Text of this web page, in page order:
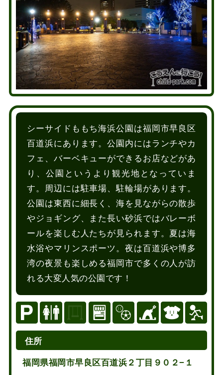
シーサイドももち海浜公園は福岡市早良区
百道浜にあります。公園内にはランチやカ
フェ、バーベキューができるお店などがあ
り、公園というより観光地となっていま
す。周辺には駐車場、駐輪場があります。
公園は東西に細長く、海を見ながらの散歩
やジョギング、また長い砂浜ではバレーボ
ールを楽しむ人たちが見られます。夏は海
水浴やマリンスポーツ。夜は百道浜や博多
湾の夜景も楽しめる福岡市で多くの人が訪
れる大変人気の公園です！
住所
福岡県福岡市早良区百道浜２丁目９０２−１